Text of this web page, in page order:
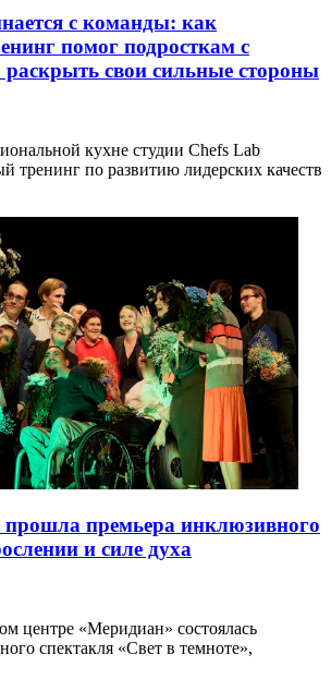
с команды: как
помог подросткам с
свои сильные стороны
кухне студии Chefs Lab
тренинг по развитию лидерских качеств
премьера инклюзивного
и силе духа
центре «Меридиан» состоялась
спектакля «Свет в темноте»,